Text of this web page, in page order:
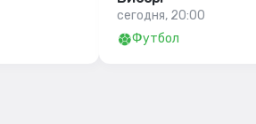
сегодня, 20:00
Футбол